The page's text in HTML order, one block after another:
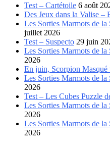
Test – Cartétoile 6 août
Des Jeux dans la Valise –
Les Sorties Marmots de
juillet 2026
Test – Suspecto 29 juin
Les Sorties Marmots de
2026
En juin, Scorpion Masqué
Les Sorties Marmots de la
2026
Test – Les Cubes Puzzle
Les Sorties Marmots de
2026
Les Sorties Marmots de
2026